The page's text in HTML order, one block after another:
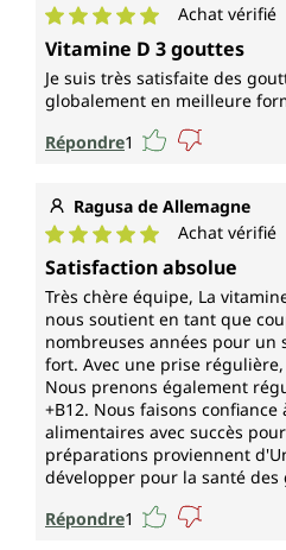
Note moyenne de 5 sur 5
Achat vérifié
Vitamine D 3 gouttes
Je suis très satisfaite des
globalement en meilleure
Répondre1
Ragusa de Allemagne
Note moyenne de 5 sur 5
Achat vérifié
Satisfaction absolue
Très chère équipe, La
nous soutient en tant que
nombreuses années pour un
fort. Avec une prise
Nous prenons également
+B12. Nous faisons confiance
alimentaires avec succès
préparations proviennent
développer pour la santé des
Répondre1